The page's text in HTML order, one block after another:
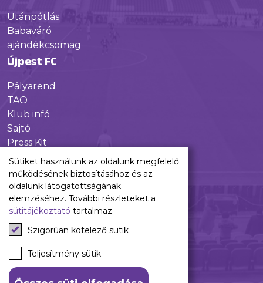
Utánpótlás
Babaváró
ajándékcsomag
Újpest FC
Pályarend
TAO
Klub infó
Sajtó
Press Kit
Újpest FC Shop
Digitális felületeink
Facebook
Instagram
Tiktok
Youtube
Spotify
Sütiket használunk az oldalunk megfelelő
működésének biztosításához és az
oldalunk látogatottságának
elemzéséhez. További részleteket a
sütitájékoztató tartalmaz.
Szigorúan kötelező sütik
Teljesítmény sütik